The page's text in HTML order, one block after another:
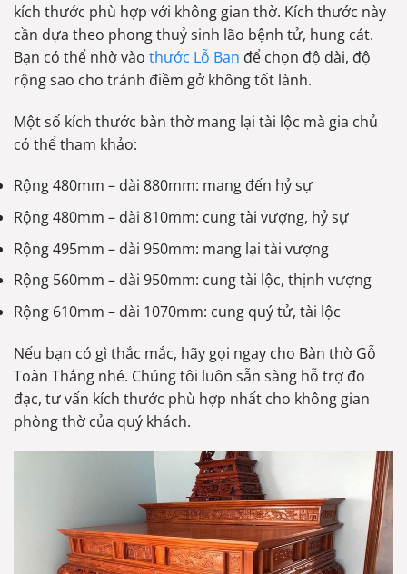
kích thước phù hợp với không gian thờ. Kích thước này
cần dựa theo phong thuỷ sinh lão bệnh tử, hung cát.
Bạn có thể nhờ vào thước Lỗ Ban để chọn độ dài, độ
rộng sao cho tránh điềm gở không tốt lành.
Một số kích thước bàn thờ mang lại tài lộc mà gia chủ
có thể tham khảo:
Rộng 480mm – dài 880mm: mang đến hỷ sự
Rộng 480mm – dài 810mm: cung tài vượng, hỷ sự
Rộng 495mm – dài 950mm: mang lại tài vượng
Rộng 560mm – dài 950mm: cung tài lộc, thịnh vượng
Rộng 610mm – dài 1070mm: cung quý tử, tài lộc
Nếu bạn có gì thắc mắc, hãy gọi ngay cho Bàn thờ Gỗ
Toàn Thắng nhé. Chúng tôi luôn sẵn sàng hỗ trợ đo
đạc, tư vấn kích thước phù hợp nhất cho không gian
phòng thờ của quý khách.